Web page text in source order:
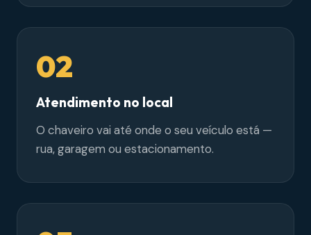
02
Atendimento no local
O chaveiro vai até onde o seu veículo está —
rua, garagem ou estacionamento.